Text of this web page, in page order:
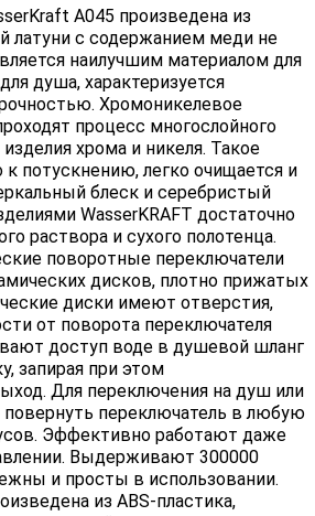
А045 произведена из
латуни с содержанием меди не
наилучшим материалом для
душа, характеризуется
Хромоникелевое
процесс многослойного
хрома и никеля. Такое
потускнению, легко очищается и
блеск и серебристый
WasserKRAFT достаточно
раствора и сухого полотенца.
поворотные переключатели
дисков, плотно прижатых
диски имеют отверстия,
от поворота переключателя
доступ воде в душевой шланг
запирая при этом
Для переключения на душ или
повернуть переключатель в любую
Эффективно работают даже
Выдерживают 300000
и просты в использовании.
из ABS-пластика,